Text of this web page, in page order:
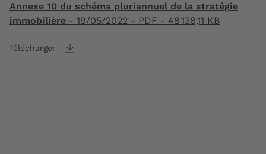
Annexe 10 du schéma pluriannuel de la stratégie
immobilière - 19/05/2022 - PDF - 48 138,11 KB
Télécharger